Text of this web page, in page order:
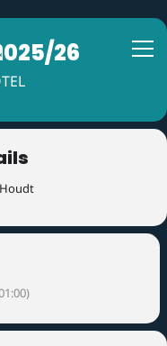
26